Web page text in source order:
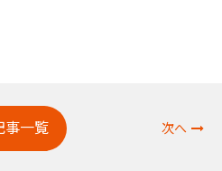
事一覧 次へ